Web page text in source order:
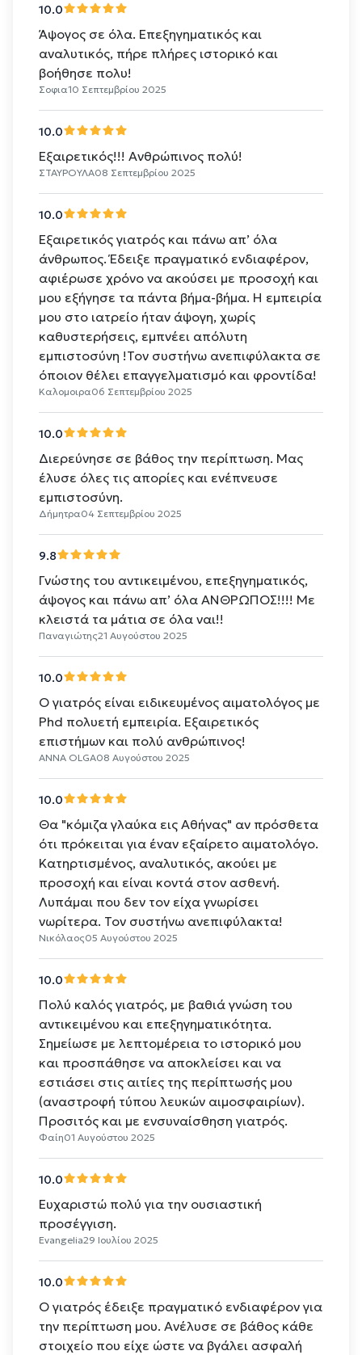
10.0
Άψογος σε όλα. Επεξηγηματικός και
αναλυτικός, πήρε πλήρες ιστορικό και
βοήθησε πολυ!
Σοφια10 Σεπτεμβρίου 2025
10.0
Εξαιρετικός!!! Ανθρώπινος πολύ!
ΣΤΑΥΡΟΥΛΑ08 Σεπτεμβρίου 2025
10.0
Εξαιρετικός γιατρός και πάνω απ’ όλα
άνθρωπος. Έδειξε πραγματικό ενδιαφέρον,
αφιέρωσε χρόνο να ακούσει με προσοχή και
μου εξήγησε τα πάντα βήμα-βήμα. Η εμπειρία
μου στο ιατρείο ήταν άψογη, χωρίς
καθυστερήσεις, εμπνέει απόλυτη
εμπιστοσύνη !Τον συστήνω ανεπιφύλακτα σε
όποιον θέλει επαγγελματισμό και φροντίδα!
Καλομοιρα06 Σεπτεμβρίου 2025
10.0
Διερεύνησε σε βάθος την περίπτωση. Μας
έλυσε όλες τις απορίες και ενέπνευσε
εμπιστοσύνη.
Δήμητρα04 Σεπτεμβρίου 2025
9.8
Γνώστης του αντικειμένου, επεξηγηματικός,
άψογος και πάνω απ’ όλα ΑΝΘΡΩΠΟΣ!!!! Με
κλειστά τα μάτια σε όλα ναι!!
Παναγιώτης21 Αυγούστου 2025
10.0
Ο γιατρός είναι ειδικευμένος αιματολόγος με
Phd πολυετή εμπειρία. Εξαιρετικός
επιστήμων και πολύ ανθρώπινος!
ANNA OLGA08 Αυγούστου 2025
10.0
Θα "κόμιζα γλαύκα εις Αθήνας" αν πρόσθετα
ότι πρόκειται για έναν εξαίρετο αιματολόγο.
Κατηρτισμένος, αναλυτικός, ακούει με
προσοχή και είναι κοντά στον ασθενή.
Λυπάμαι που δεν τον είχα γνωρίσει
νωρίτερα. Τον συστήνω ανεπιφύλακτα!
Νικόλαος05 Αυγούστου 2025
10.0
Πολύ καλός γιατρός, με βαθιά γνώση του
αντικειμένου και επεξηγηματικότητα.
Σημείωσε με λεπτομέρεια το ιστορικό μου
και προσπάθησε να αποκλείσει και να
εστιάσει στις αιτίες της περίπτωσής μου
(αναστροφή τύπου λευκών αιμοσφαιρίων).
Προσιτός και με ενσυναίσθηση γιατρός.
Φαίη01 Αυγούστου 2025
10.0
Ευχαριστώ πολύ για την ουσιαστική
προσέγγιση.
Evangelia29 Ιουλίου 2025
10.0
Ο γιατρός έδειξε πραγματικό ενδιαφέρον για
την περίπτωση μου. Ανέλυσε σε βάθος κάθε
στοιχείο που είχε ώστε να βγάλει ασφαλή